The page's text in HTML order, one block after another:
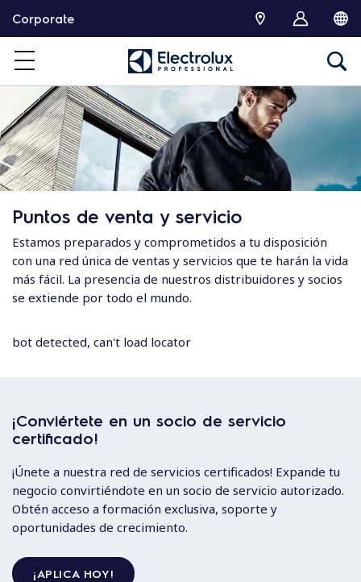
t
o
n
t
e
Corporate
Puntos de venta y servicio
Estamos preparados y comprometidos a tu disposición
con una red única de ventas y servicios que te harán la vida
más fácil. La presencia de nuestros distribuidores y socios
se extiende por todo el mundo.
bot detected, can't load locator
¡Conviértete en un socio de servicio
certificado!
¡Únete a nuestra red de servicios certificados! Expande tu
negocio convirtiéndote en un socio de servicio autorizado.
Obtén acceso a formación exclusiva, soporte y
oportunidades de crecimiento.
¡APLICA HOY!